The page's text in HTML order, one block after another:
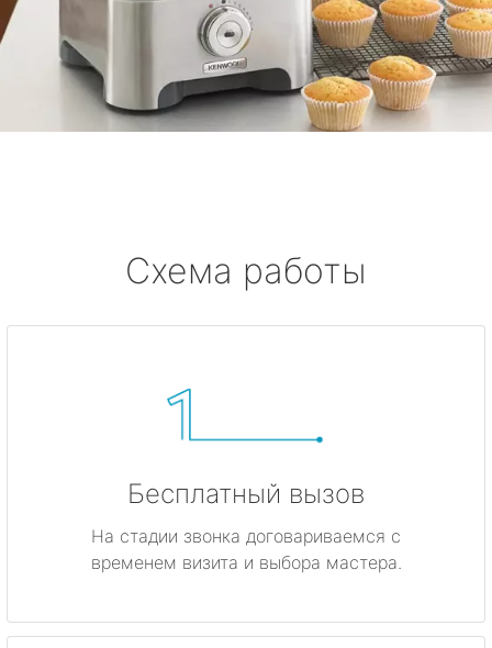
Схема работы
Бесплатный вызов
На стадии звонка договариваемся с
временем визита и выбора мастера.